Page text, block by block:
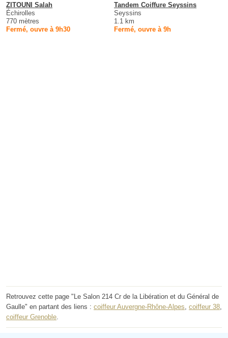
ZITOUNI Salah
Échirolles
770 mètres
Fermé, ouvre à 9h30
Tandem Coiffure Seyssins
Seyssins
1.1 km
Fermé, ouvre à 9h
Retrouvez cette page "Le Salon 214 Cr de la Libération et du Général de
Gaulle" en partant des liens : coiffeur Auvergne-Rhône-Alpes coiffeur 38
coiffeur Grenoble